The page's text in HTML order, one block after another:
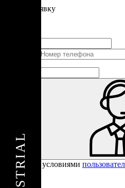
заявку
Соединенные
Отправить
согласен с условиями